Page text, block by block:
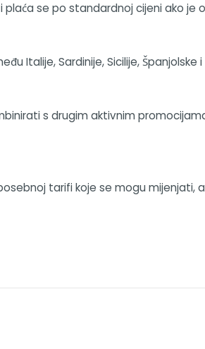
plaća se po standardnoj cijeni ako je
Italije, Sardinije, Sicilije,
s drugim aktivnim
tarifi koje se mogu